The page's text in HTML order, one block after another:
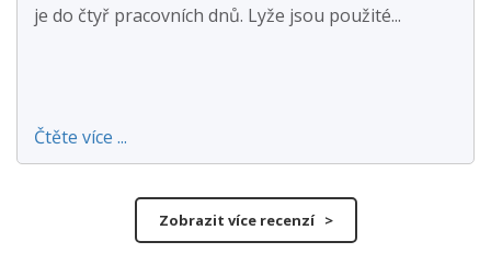
je do čtyř pracovních dnů. Lyže jsou použité...
Čtěte více ...
Zobrazit více recenzí >